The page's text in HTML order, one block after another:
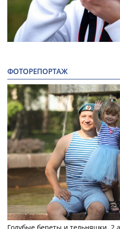
ФОТОРЕПОРТАЖ
Голубые береты и тельняшки. 2